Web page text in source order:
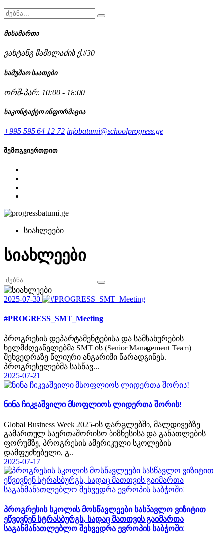
მისამართი
ვახტანგ შამილაძის ქ.#30
სამუშაო საათები
ორშ-პარ: 10:00 - 18:00
საკონტაქტო ინფორმაცია
+995 595 64 12 72 infobatumi@schoolprogress.ge
შემოგვიერთდით
სიახლეები
სიახლეები
2025-07-30
#PROGRESS_SMT_Meeting
პროგრესის დეპარტამენტებისა და სამსახურების
ხელმძღვანელებმა SMT-ის (Senior Management Team)
შეხვედრაზე წლიური ანგარიში წარადგინეს.
პროგრესელებმა სასწავ...
2025-07-21
ნინა ჩიკვაშვილი მსოფლიოს ლიდერთა შორის!
Global Business Week 2025-ის ფარგლებში, მალდივებზე
გამართულ საერთაშორისო ბიზნესისა და განათლების
ფორუმზე, პროგრესის ამერიკული სკოლების
დამფუძნებელი, გ...
2025-07-17
პროგრესის სკოლის მოსწავლეები სასწავლო ვიზიტით
ეწვივნენ სტრასბურგს, სადაც მათთვის გაიმართა
საგანმანათლებლო შეხვედრა ევროპის საბჭოში!